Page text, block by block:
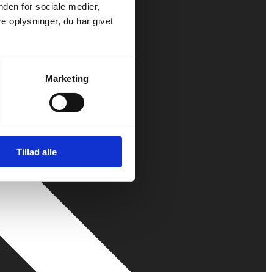
for sociale medier,
oplysninger, du har givet
Marketing
Tillad alle